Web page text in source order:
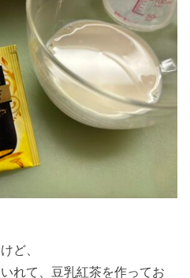
ど、
れて、豆乳紅茶を作ってお